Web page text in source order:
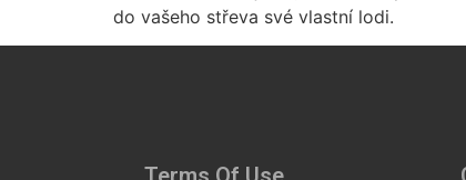
do vašeho střeva své vlastní lodi.